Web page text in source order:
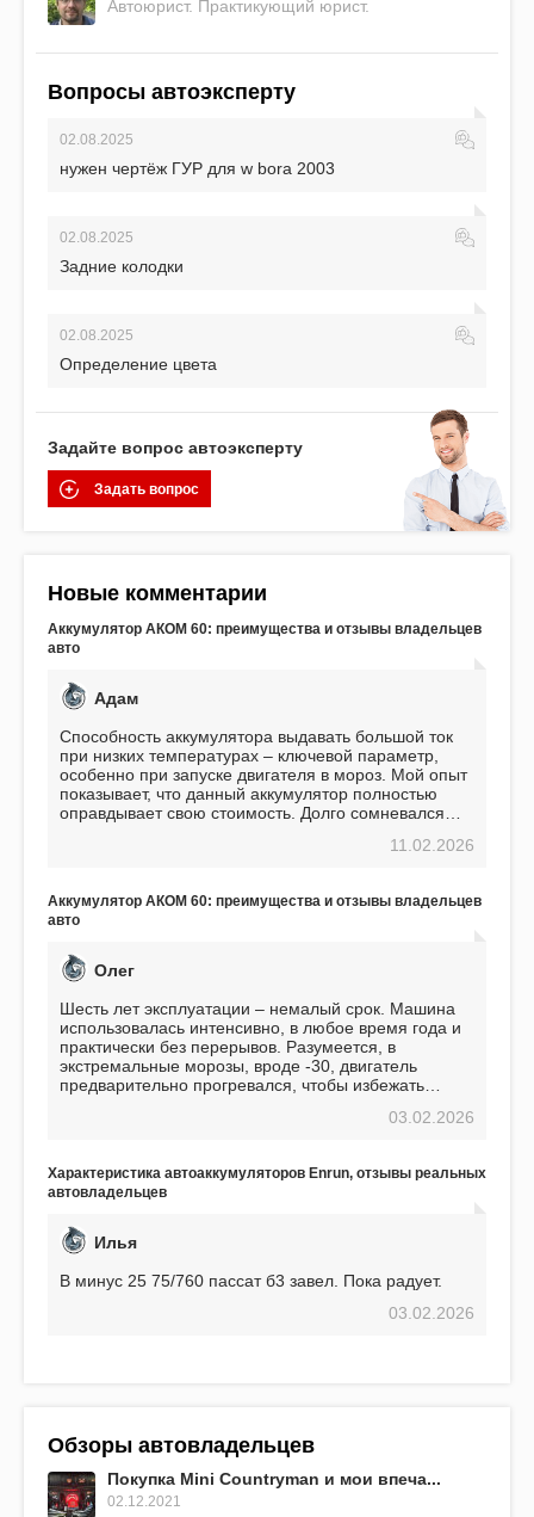
Автоюрист. Практикующий юрист.
Вопросы автоэксперту
02.08.2025
нужен чертёж ГУР для w bora 2003
02.08.2025
Задние колодки
02.08.2025
Определение цвета
Задайте вопрос автоэксперту
Задать вопрос
Новые комментарии
Аккумулятор АКОМ 60: преимущества и отзывы владельцев
авто
Адам
Способность аккумулятора выдавать большой ток
при низких температурах – ключевой параметр,
особенно при запуске двигателя в мороз. Мой опыт
показывает, что данный аккумулятор полностью
оправдывает свою стоимость. Долго сомневался
пожалел. Считаю, что это отличное вложение,11.02.2026
Аккумулятор АКОМ 60: преимущества и отзывы владельцев
авто
Олег
Шесть лет эксплуатации – немалый срок. Машина
использовалась интенсивно, в любое время года и
практически без перерывов. Разумеется, в
экстремальные морозы, вроде -30, двигатель
предварительно прогревался, чтобы избежать
использования не было ни единой поломки,
EFB 75. Судя по характеристикам, он даже
превосходит предыдущую модель.
03.02.2026
Характеристика автоаккумуляторов Enrun, отзывы реальных
автовладельцев
Илья
В минус 25 75/760 пассат б3 завел. Пока радует.
03.02.2026
Обзоры автовладельцев
Покупка Mini Countryman и мои впеча...
02.12.2021